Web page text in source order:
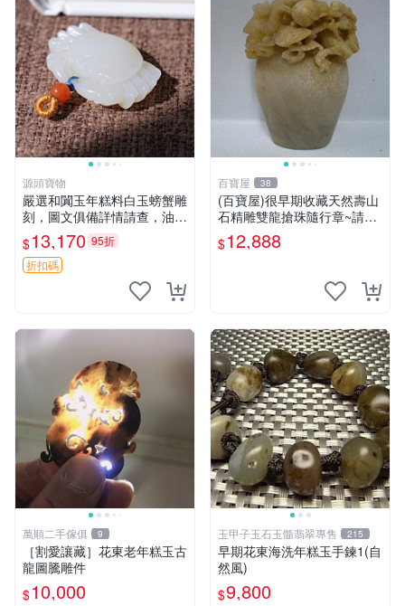
源頭寶物
嚴選和闐玉年糕料白玉螃蟹雕
刻，圖文俱備詳情請查，油糯
細白令人愛不釋手，蘿卜白菜
典故孤品，附證書發貨保真，
適合收藏與送禮 蘿卜 白玉 蟹
$13,170 95折
折扣碼
百寶屋 38
(百寶屋)很早期收藏天然壽山
石精雕雙龍搶珠隨行章~請詳
見照片~特賣價僅給第一標
$12,888
萬順二手傢俱 9
［割愛讓藏］花東老年糕玉古
龍圖騰雕件
$10,000
玉甲子玉石玉髓翡翠專售 215
早期花東海洗年糕玉手鍊1(自
然風)
$9,800